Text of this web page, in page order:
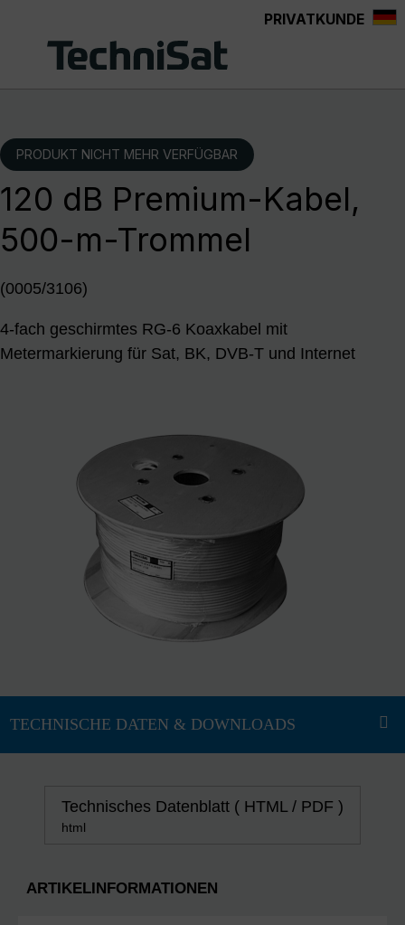
PRIVATKUNDE
PRODUKT NICHT MEHR VERFÜGBAR
120 dB Premium-Kabel,
500-m-Trommel
(0005/3106)
4-fach geschirmtes RG-6 Koaxkabel mit
Metermarkierung für Sat, BK, DVB-T und Internet
Technisches Datenblatt ( HTML / PDF )
html
ARTIKELINFORMATIONEN